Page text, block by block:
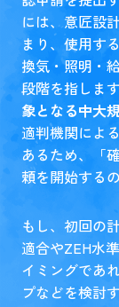
には、意匠設
まり、使用す
換気・照明・
段階を指しま
象となる中大
適判機関によ
あるため、「
頼を開始する
もし、初回の
適合やZEH水
イミングであ
プなどを検討